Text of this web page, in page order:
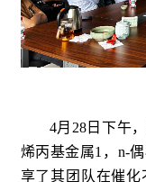
4月28日下午
烯丙基金属1，n-
享了其团队在催